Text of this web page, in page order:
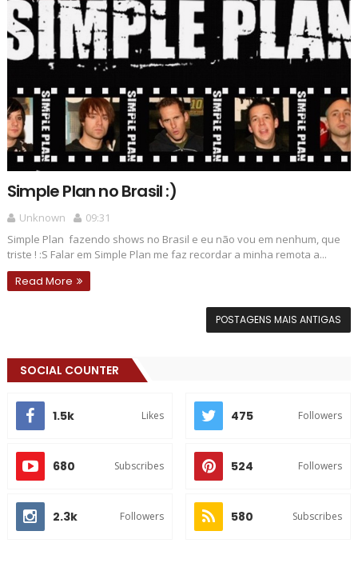
Simple Plan no Brasil :)
Unknown
09:31
Simple Plan fazendo shows no Brasil e eu não vou em nenhum, que
triste ! :S Falar em Simple Plan me faz recordar a minha remota a...
Read More
POSTAGENS MAIS ANTIGAS
SOCIAL COUNTER
1.5k Likes 475 Followers
680 Subscribes 524 Followers
2.3k Followers 580 Subscribes